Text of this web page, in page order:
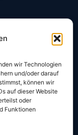
wir Technologien
und/oder darauf
können wir
auf dieser Website
oder
Funktionen
in allen Fällen
ob